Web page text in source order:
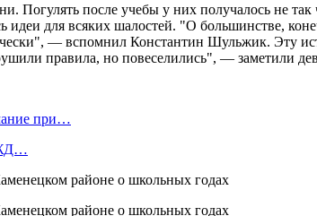
после учебы у них получалось не так
идеи для всяких шалостей. "О большинстве,
— вспомнил Константин Шульжик. Эту
правила, но повеселились", — заметили
при…